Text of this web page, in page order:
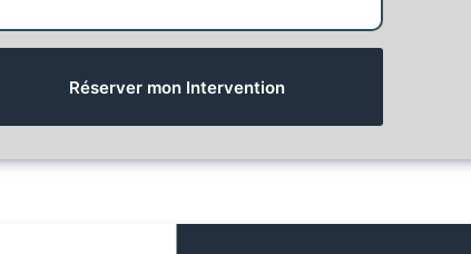
Réserver mon Intervention